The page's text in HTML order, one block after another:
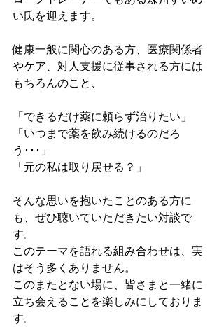
い氏を迎えます。
健康一般に関心のある方、医療関係者
やケア、対人支援に従事される方には
もちろんのこと、
「できるだけ薬に頼らず治りたい」
「いつまで薬を飲み続けるのだろ
う･･･」
「元の私は取り戻せる？」
そんな思いを抱いたことのある方に
も、ぜひ聴いていただきたい対談で
す。
このテーマを語れる組み合わせは、実
はそう多くありません。
このまたとない場に、皆さまと一緒に
立ち会えることを楽しみにしておりま
す。